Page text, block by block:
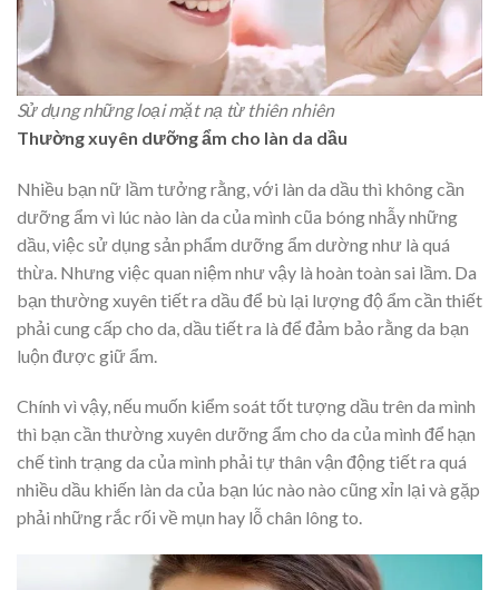
Sử dụng những loại mặt nạ từ thiên nhiên
Thường xuyên dưỡng ẩm cho làn da dầu
Nhiều bạn nữ lầm tưởng rằng, với làn da dầu thì không cần
dưỡng ẩm vì lúc nào làn da của mình cũa bóng nhẫy những
dầu, việc sử dụng sản phẩm dưỡng ẩm dường như là quá
thừa. Nhưng việc quan niệm như vậy là hoàn toàn sai lầm. Da
bạn thường xuyên tiết ra dầu để bù lại lượng độ ẩm cần thiết
phải cung cấp cho da, dầu tiết ra là để đảm bảo rằng da bạn
luộn được giữ ẩm.
Chính vì vậy, nếu muốn kiểm soát tốt tượng dầu trên da mình
thì bạn cần thường xuyên dưỡng ẩm cho da của mình để hạn
chế tình trạng da của mình phải tự thân vận động tiết ra quá
nhiều dầu khiến làn da của bạn lúc nào nào cũng xỉn lại và gặp
phải những rắc rối về mụn hay lỗ chân lông to.